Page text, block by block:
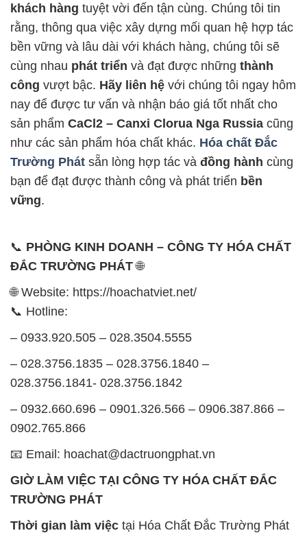
khách hàng tuyệt vời đến tận cùng. Chúng tôi tin
rằng, thông qua việc xây dựng mối quan hệ hợp tác
bền vững và lâu dài với khách hàng, chúng tôi sẽ
cùng nhau phát triển và đạt được những thành
công vượt bậc. Hãy liên hệ với chúng tôi ngay hôm
nay để được tư vấn và nhận báo giá tốt nhất cho
sản phẩm CaCl2 – Canxi Clorua Nga Russia cũng
như các sản phẩm hóa chất khác. Hóa chất Đắc
Trường Phát sẵn lòng hợp tác và đồng hành cùng
bạn để đạt được thành công và phát triển bền
vững.
📞 PHÒNG KINH DOANH – CÔNG TY HÓA CHẤT
ĐẮC TRƯỜNG PHÁT🌐
🌐 Website: https://hoachatviet.net/
📞 Hotline:
– 0933.920.505 – 028.3504.5555
– 028.3756.1835 – 028.3756.1840 –
028.3756.1841- 028.3756.1842
– 0932.660.696 – 0901.326.566 – 0906.387.866 –
0902.765.866
📧 Email: hoachat@dactruongphat.vn
GIỜ LÀM VIỆC TẠI CÔNG TY HÓA CHẤT ĐẮC
TRƯỜNG PHÁT
Thời gian làm việc tại Hóa Chất Đắc Trường Phát